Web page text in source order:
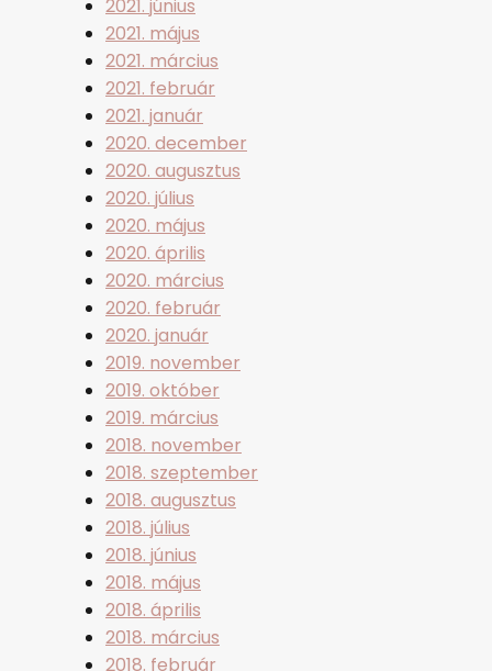
2021. június
2021. május
2021. március
2021. február
2021. január
2020. december
2020. augusztus
2020. július
2020. május
2020. április
2020. március
2020. február
2020. január
2019. november
2019. október
2019. március
2018. november
2018. szeptember
2018. augusztus
2018. július
2018. június
2018. május
2018. április
2018. március
2018. február